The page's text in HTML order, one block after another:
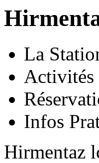
La
Activités
Infos
Hirmentaz